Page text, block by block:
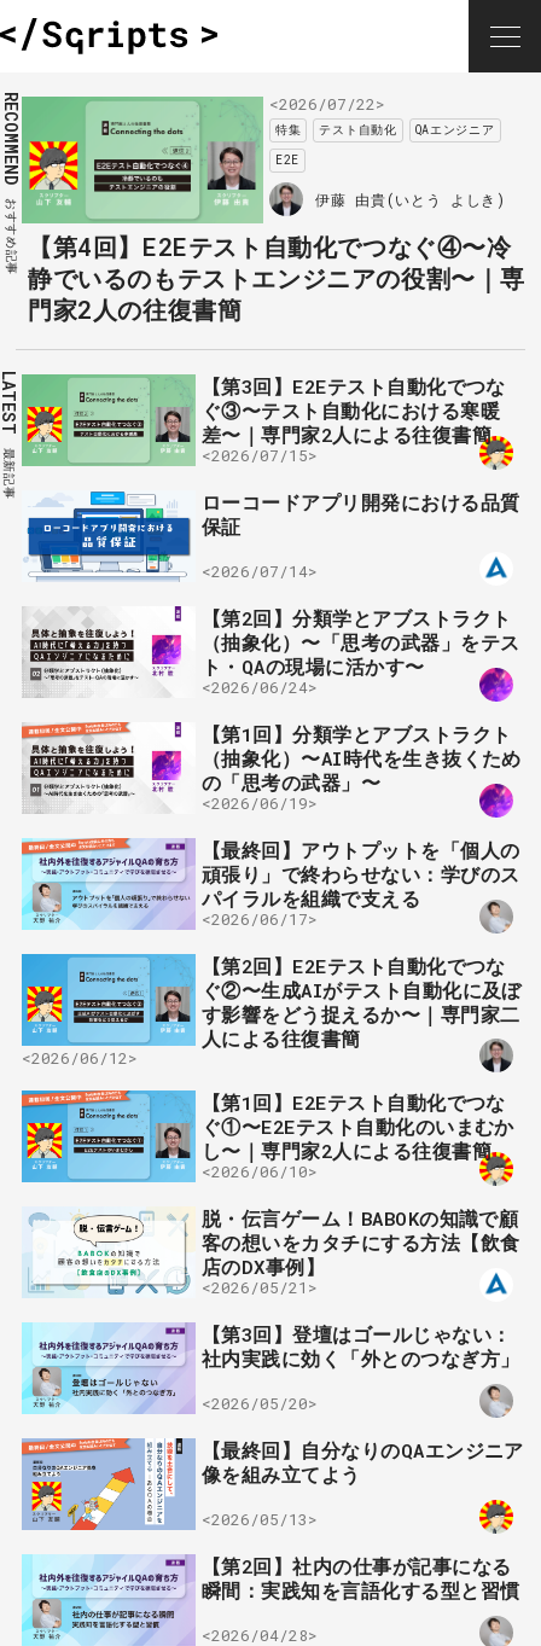
RECOMMEND
おすすめ記事
【第4回】E2Eテスト自動化でつなぐ④〜冷
静でいるのもテストエンジニアの役割〜｜専
門家2人の往復書簡
<2026/07/22>
特集 テスト自動化
QAエンジニア
E2E
伊藤 由貴(いとう よしき)
最新記事
【第3回】E2Eテスト自動化でつな
ぐ③〜テスト自動化における寒暖
差〜｜専門家2人による往復書簡
<2026/07/15>
ローコードアプリ開発における品質
保証
<2026/07/14>
【第2回】分類学とアブストラクト
（抽象化）〜「思考の武器」をテス
ト・QAの現場に活かす〜
<2026/06/24>
【第1回】分類学とアブストラクト
（抽象化）〜AI時代を生き抜くため
の「思考の武器」〜
<2026/06/19>
【最終回】アウトプットを「個人の
頑張り」で終わらせない：学びのス
パイラルを組織で支える
<2026/06/17>
【第2回】E2Eテスト自動化でつな
ぐ②〜生成AIがテスト自動化に及ぼ
す影響をどう捉えるか〜｜専門家二
人による往復書簡
<2026/06/12>
【第1回】E2Eテスト自動化でつな
ぐ①〜E2Eテスト自動化のいまむか
し〜｜専門家2人による往復書簡
<2026/06/10>
脱・伝言ゲーム！BABOKの知識で顧
客の想いをカタチにする方法【飲食
店のDX事例】
<2026/05/21>
【第3回】登壇はゴールじゃない：
社内実践に効く「外とのつなぎ方」
<2026/05/20>
【最終回】自分なりのQAエンジニア
像を組み立てよう
<2026/05/13>
【第2回】社内の仕事が記事になる
瞬間：実践知を言語化する型と習慣
<2026/04/28>